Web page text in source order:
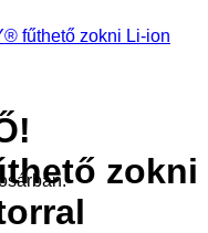
zokni